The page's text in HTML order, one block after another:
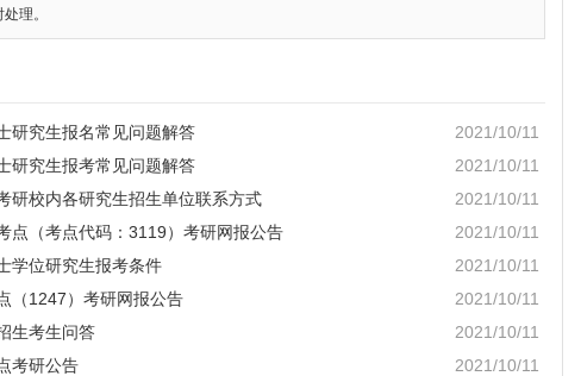
理。
2021/10/11
研究生报名常见问题解答
2021/10/11
研究生报考常见问题解答
2021/10/11
研校内各研究生招生单位联系方式
2021/10/11
点（考点代码：3119）考研网报公告
2021/10/11
学位研究生报考条件
2021/10/11
（1247）考研网报公告
2021/10/11
生考生问答
2021/10/11
考研公告